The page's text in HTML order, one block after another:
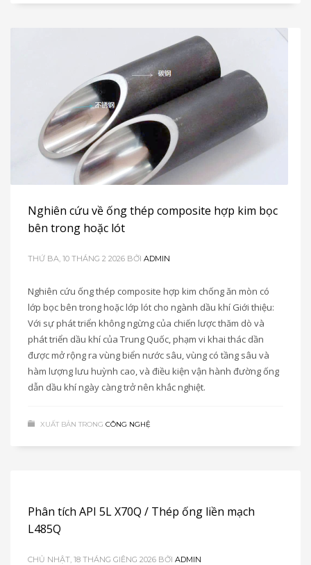
Nghiên cứu về ống thép composite hợp kim bọc
bên trong hoặc lót
THỨ BA, 10 THÁNG 2 2026 BỞI ADMIN
Nghiên cứu ống thép composite hợp kim chống ăn mòn có
lớp bọc bên trong hoặc lớp lót cho ngành dầu khí Giới thiệu:
Với sự phát triển không ngừng của chiến lược thăm dò và
phát triển dầu khí của Trung Quốc, phạm vi khai thác dần
được mở rộng ra vùng biển nước sâu, vùng có tầng sâu và
hàm lượng lưu huỳnh cao, và điều kiện vận hành đường ống
dẫn dầu khí ngày càng trở nên khắc nghiệt.
XUẤT BẢN TRONG CÔNG NGHỆ
Phân tích API 5L X70Q / Thép ống liền mạch
L485Q
CHỦ NHẬT, 18 THÁNG GIÊNG 2026 BỞI ADMIN